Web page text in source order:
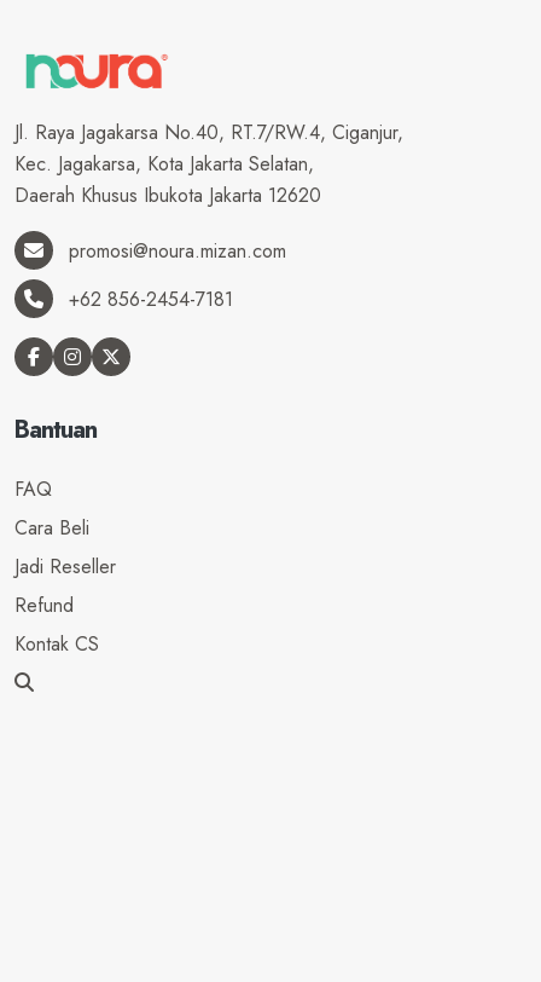
Jl. Raya Jagakarsa No.40, RT.7/RW.4, Ciganjur,
Kec. Jagakarsa, Kota Jakarta Selatan,
Daerah Khusus Ibukota Jakarta 12620
promosi@noura.mizan.com
+62 856-2454-7181
Bantuan
FAQ
Cara Beli
Jadi Reseller
Refund
Kontak CS